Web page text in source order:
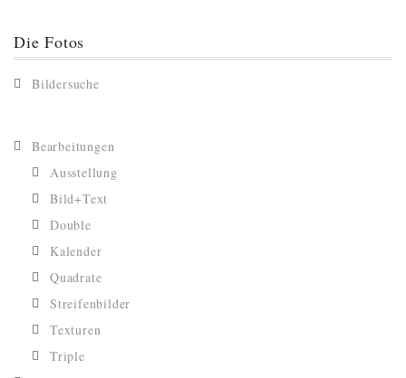
Die Fotos
Bildersuche
Bearbeitungen
Ausstellung
Bild+Text
Double
Kalender
Quadrate
Streifenbilder
Texturen
Triple